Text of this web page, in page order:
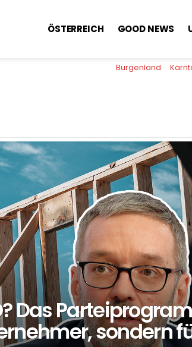
ÖSTERREICH GOOD NEWS
Burgenland
Das
sondern